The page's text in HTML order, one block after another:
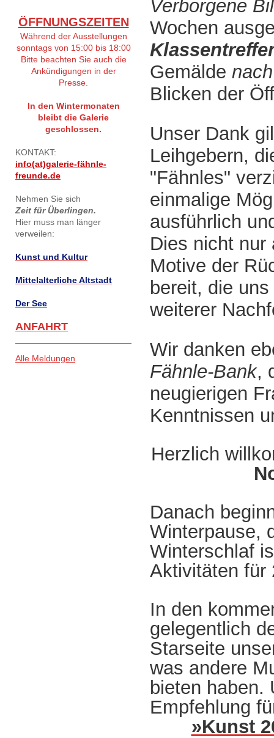
Verborgene
Wochen
Gemälde
Blicken der
Unser Dank
Leihgebern,
"Fähnles"
einmalige
ausführlich
Dies nicht nur
Motive der
bereit, die
weiterer
Wir danken
Fähnle-Bank,
neugierigen
Kenntnissen
Herzlich
Danach
Winterpause,
Winterschlaf
Aktivitäten für
In den
gelegentlich
Starseite
was andere
bieten haben.
Empfehlung
»Kunst
ÖFFNUNGSZEITEN
Während der Ausstellungen
sonntags von 15:00 bis 18:00
Bitte beachten Sie auch die
Ankündigungen in der
Presse.
In den Wintermonaten
bleibt die Galerie
geschlossen.
KONTAKT:
info(at)galerie-fähnle-
freunde.de
Nehmen Sie sich
Zeit für Überlingen.
Hier muss man länger
verweilen:
Kunst und Kultur
Mittelalterliche Altstadt
Der See
ANFAHRT
Alle Meldungen